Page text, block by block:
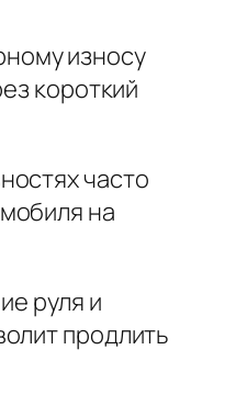
износу
короткий
часто
на
руля и
продлить